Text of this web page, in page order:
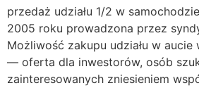
przedaż udziału 1/2 w
2005 roku prowadzona przez
Możliwość zakupu udziału w
— oferta dla inwestorów, osób
zainteresowanych zniesieniem